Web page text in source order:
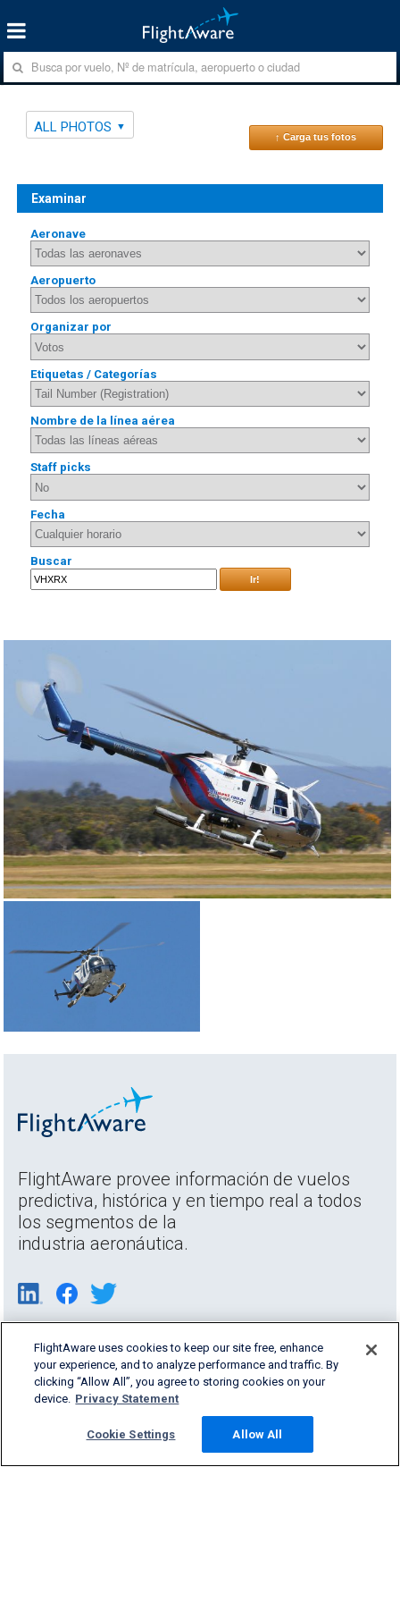
ALL PHOTOS
↑ Carga tus fotos
Examinar
Aeronave
Aeropuerto
Organizar por
Etiquetas / Categorías
Nombre de la línea aérea
Staff picks
Fecha
Buscar
Ir!
FlightAware provee información de vuelos
predictiva, histórica y en tiempo real a todos
los segmentos de la
industria aeronáutica.
FlightAware uses cookies to keep our site free, enhance
your experience, and to analyze performance and traffic. By
clicking “Allow All”, you agree to storing cookies on your
device. Privacy Statement
Cookie Settings Allow All